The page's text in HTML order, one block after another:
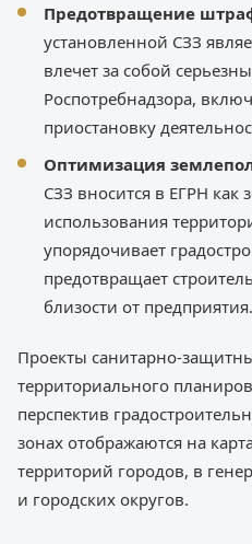
Предотвращение
установленной СЗЗ
влечет за собой
Роспотребнадзора,
приостановку
Оптимизация
СЗЗ вносится в ЕГРН как
использования
упорядочивает
предотвращает
близости от предприятия.
Проекты санитарно-
территориального
перспектив
зонах отображаются на
территорий городов, в
и городских округов.